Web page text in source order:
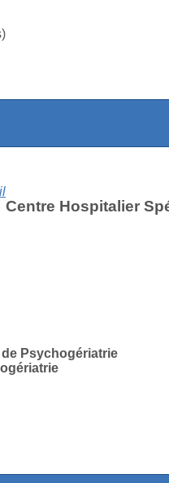
Centre Hospitalier
Psychogériatrie